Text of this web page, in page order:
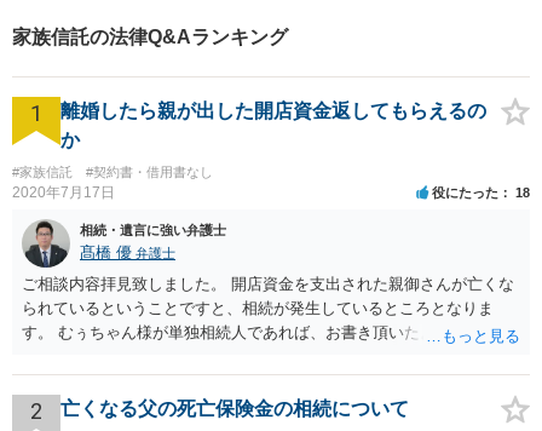
家族信託の法律Q&Aランキング
1
離婚したら親が出した開店資金返してもらえるの
か
#家族信託 #契約書・借用書なし
2020年7月17日 役にたった 18
相続・遺言に強い弁護士
髙橋 優 弁護士
ご相談内容拝見致しました。 開店資金を支出された親御さんが亡くな
られているということですと、相続が発生しているところとなりま
す。 むぅちゃん様が単独相続人であれば、お書き頂いたような方法で
相続人おられるということであれば、他の相続人との協議が必要とな
るところです。 また、当該点とは別にご主人から貸付ではなく贈与で
2 亡くなる父の死亡保険金の相続について